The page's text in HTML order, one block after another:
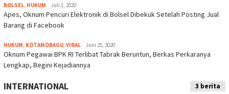
BOLSEL HUKUM Juli 1, 2020
Apes, Oknum Pencuri Elektronik di Bolsel Dibekuk Setelah Posting Jual
Barang di Facebook
HUKUM KOTAMOBAGU VIRAL Juni 25, 2020
Oknum Pegawai BPK RI Terlibat Tabrak Beruntun, Berkas Perkaranya
Lengkap, Begini Kejadiannya
INTERNATIONAL 3 berita